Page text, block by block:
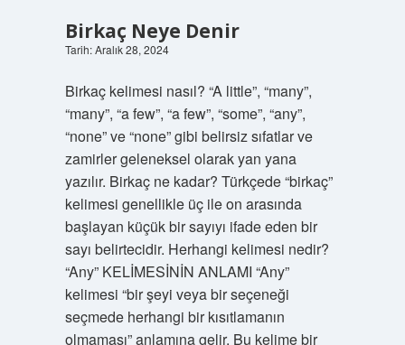
Birkaç Neye Denir
Tarih: Aralık 28, 2024
Birkaç kelimesi nasıl? “A little”, “many”,
“many”, “a few”, “a few”, “some”, “any”,
“none” ve “none” gibi belirsiz sıfatlar ve
zamirler geleneksel olarak yan yana
yazılır. Birkaç ne kadar? Türkçede “birkaç”
kelimesi genellikle üç ile on arasında
başlayan küçük bir sayıyı ifade eden bir
sayı belirtecidir. Herhangi kelimesi nedir?
“Any” KELİMESİNİN ANLAMI “Any”
kelimesi “bir şeyi veya bir seçeneği
seçmede herhangi bir kısıtlamanın
olmaması” anlamına gelir. Bu kelime bir